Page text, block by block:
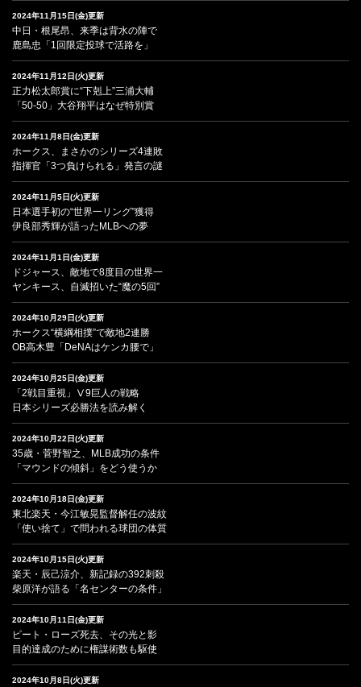
2024年11月15日(金)更新
中日・根尾昂、来季は背水の陣で
鹿島忠「1回限定投球で活路を」
2024年11月12日(火)更新
正力松太郎賞に“下剋上”三浦大輔
「50-50」大谷翔平はなぜ特別賞
2024年11月8日(金)更新
ホークス、まさかのシリーズ4連敗
指揮官「3つ負けられる」発言の謎
2024年11月5日(火)更新
日本選手初の“世界一リング”獲得
伊良部秀輝が語ったMLBへの夢
2024年11月1日(金)更新
ドジャース、敵地で8度目の世界一
ヤンキース、自滅招いた“魔の5回”
2024年10月29日(火)更新
ホークス“横綱相撲”で敵地2連勝
OB高木豊「DeNAはケンカ腰で」
2024年10月25日(金)更新
「2戦目重視」Ⅴ9巨人の戦略
日本シリーズ必勝法を読み解く
2024年10月22日(火)更新
35歳・菅野智之、MLB成功の条件
「マウンドの傾斜」をどう使うか
2024年10月18日(金)更新
東北楽天・今江敏晃監督解任の波紋
「使い捨て」で問われる球団の体質
2024年10月15日(火)更新
楽天・辰己涼介、新記録の392刺殺
柴原洋が語る「名センターの条件」
2024年10月11日(金)更新
ピート・ローズ死去、その光と影
目的達成のために権謀術数も駆使
2024年10月8日(火)更新